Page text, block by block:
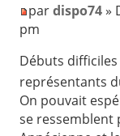
pardispo74»
pm
Débuts
représentants
On pouvait
se ressemblent